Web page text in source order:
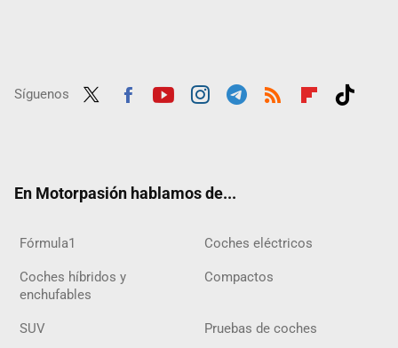
Síguenos
En Motorpasión hablamos de...
Fórmula1 Coches eléctricos
Coches híbridos y
enchufables
Compactos
SUV Pruebas de coches